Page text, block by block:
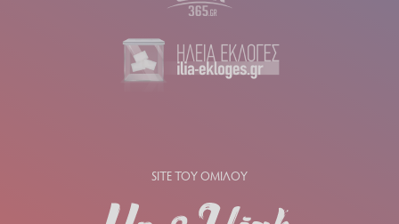
SITE ΤΟΥ ΟΜΙΛΟΥ